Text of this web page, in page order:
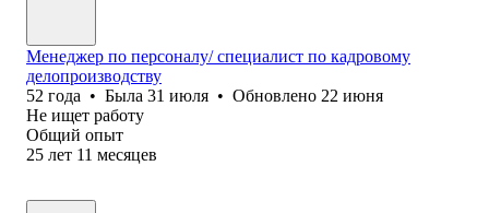
Менеджер по персоналу/ специалист по кадровому
делопроизводству
52 года • Была 31 июля • Обновлено 22 июня
Не ищет работу
Общий опыт
25 лет 11 месяцев